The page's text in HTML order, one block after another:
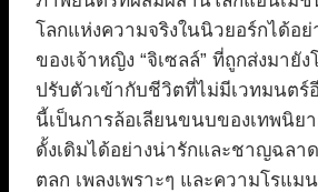
โลกแห่งความจริงในนิวยอร์กได้อย่
ของเจ้าหญิง “จิเซลล์” ที่ถูกส่งมายั
ปรับตัวเข้ากับชีวิตที่ไม่มีเวทมนตร์
นี้เป็นการล้อเลียนขนบของเทพนิย
ดั้งเดิมได้อย่างน่ารักและชาญฉลา
ตลก เพลงเพราะๆ และความโรแ